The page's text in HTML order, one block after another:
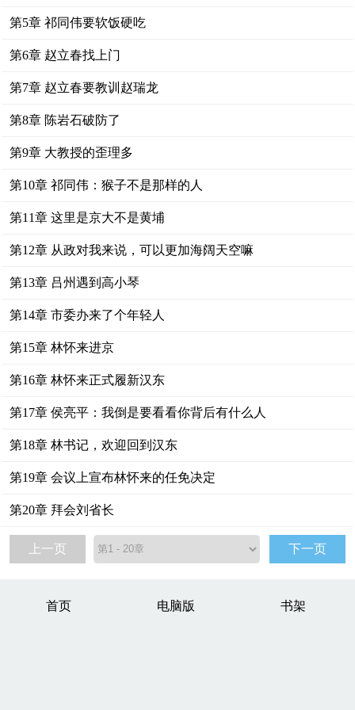
第5章 祁同伟要软饭硬吃
第6章 赵立春找上门
第7章 赵立春要教训赵瑞龙
第8章 陈岩石破防了
第9章 大教授的歪理多
第10章 祁同伟：猴子不是那样的人
第11章 这里是京大不是黄埔
第12章 从政对我来说，可以更加海阔天空嘛
第13章 吕州遇到高小琴
第14章 市委办来了个年轻人
第15章 林怀来进京
第16章 林怀来正式履新汉东
第17章 侯亮平：我倒是要看看你背后有什么人
第18章 林书记，欢迎回到汉东
第19章 会议上宣布林怀来的任免决定
第20章 拜会刘省长
上一页 下一页
首页 电脑版 书架